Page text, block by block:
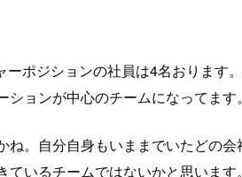
ポジションの社員は4名おりま
ョンが中心のチームになってます。
ね。自分自身もいままでいたどの
いるチームではないかと思います。